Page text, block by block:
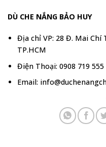
DÙ CHE NẮNG BẢO HUY
Địa chỉ VP: 28 Đ. Mai Chí
TP.HCM
Điện Thoại: 0908 719 555
Email: